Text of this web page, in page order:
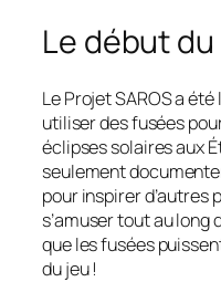
Le début
Le Projet SAROS a
utiliser des fusées
éclipses solaires aux
seulement
pour inspirer d’autres
s’amuser tout au long
que les fusées
du jeu !